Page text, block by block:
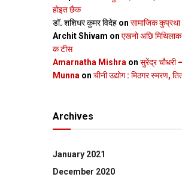
होइत छैक
डॉ. शशिधर कुमर विदेह on सामाजिक
Archit Shivam on एखनो अछि
क टीस
Amarnatha Mishra on सुरेंद्र चौधरी
Munna on चीनी उद्योग : मिठगर स्‍मरण,
Archives
January 2021
December 2020